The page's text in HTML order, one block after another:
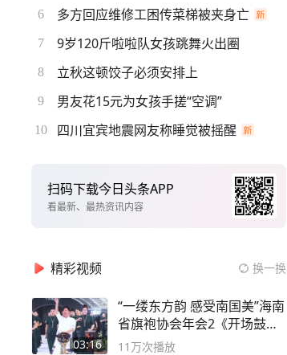
6 多方回应维修工困传菜梯被夹身亡
7 9岁120斤啦啦队女孩跳舞火出圈
8 立秋这顿饺子必须安排上
9 男友花15元为女孩手搓“空调”
10 四川宜宾地震网友称睡觉被摇醒
扫码下载今日头条APP
看最新、最热资讯内容
精彩视频 换一换
03:16
“一缕东方韵 感受南国美”海南
省旗袍协会年会2《开场鼓》
二团
11万次播放